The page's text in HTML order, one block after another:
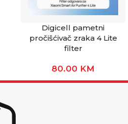
Digicell pametni
pročišćivač zraka 4 Lite
filter
80.00 KM